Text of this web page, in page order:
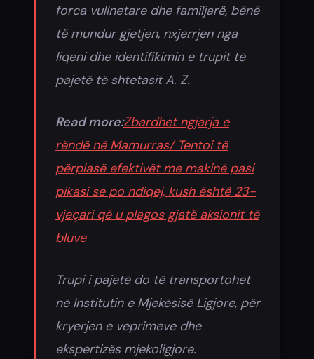
forca vullnetare dhe familjarë, bënë
të mundur gjetjen, nxjerrjen nga
liqeni dhe identifikimin e trupit të
pajetë të shtetasit A. Z.
Read more:Zbardhet ngjarja e
rëndë në Mamurras/ Tentoi të
përplasë efektivët me makinë pasi
pikasi se po ndiqej, kush është 23-
vjeçari që u plagos gjatë aksionit të
bluve
Trupi i pajetë do të transportohet
në Institutin e Mjekësisë Ligjore, për
kryerjen e veprimeve dhe
ekspertizës mjekoligjore.